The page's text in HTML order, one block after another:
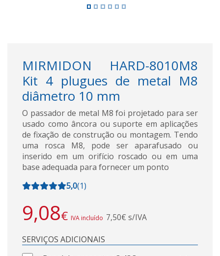
MIRMIDON HARD-8010M8
Kit 4 plugues de metal M8
diâmetro 10 mm
O passador de metal M8 foi projetado para ser
usado como âncora ou suporte em aplicações
de fixação de construção ou montagem. Tendo
uma rosca M8, pode ser aparafusado ou
inserido em um orifício roscado ou em uma
base adequada para fornecer um ponto
5,0(1)
9,08€ IVA incluído 7,50€ s/IVA
SERVIÇOS ADICIONAIS